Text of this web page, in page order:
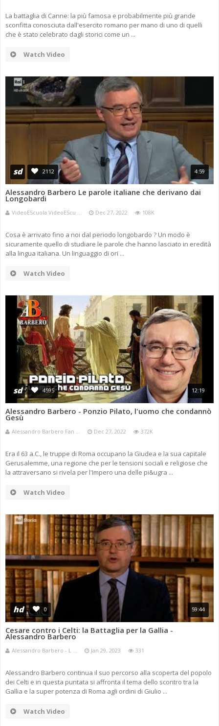
La battaglia di Canne: la più famosa e probabilmente più grande
sconfitta conosciuta dall'esercito romano per mano di uno di quelli
che è stato celebrato dagli storici come un ...
Watch Video
sd 2112 4:59
Alessandro Barbero Le parole italiane che derivano dai
Longobardi
VideoEScuola VideoEScu ... Dec 27, 2022 108K
Cosa è arrivato fino a noi dal periodo longobardo ? Un modo è
sicuramente quello di studiare le parole che hanno lasciato in eredità
alla lingua italiana. Un linguaggio di ori ...
Watch Video
sd 4595 12:19
Alessandro Barbero - Ponzio Pilato, l'uomo che condannò
Gesù
Alessandro Barbero Fan ... Dec 27, 2022 372K
Era il 63 a.C., le truppe di Roma occupano la Giudea e la sua capitale
Gerusalemme, una regione che per le tensioni sociali e religiose che
la attraversano si rivela per l'Impero una delle pi&ugra ...
Watch Video
hd 0 59:44
Cesare contro i Celti: la Battaglia per la Gallia -
Alessandro Barbero
Alessandro Barbero - L ... Jan 29, 2023 331
Alessandro Barbero continua il suo percorso alla scoperta del popolo
dei Celti e in questa puntata si affronta il tema dello scontro tra la
Gallia e la super potenza di Roma agli ordini di Giulio ...
Watch Video